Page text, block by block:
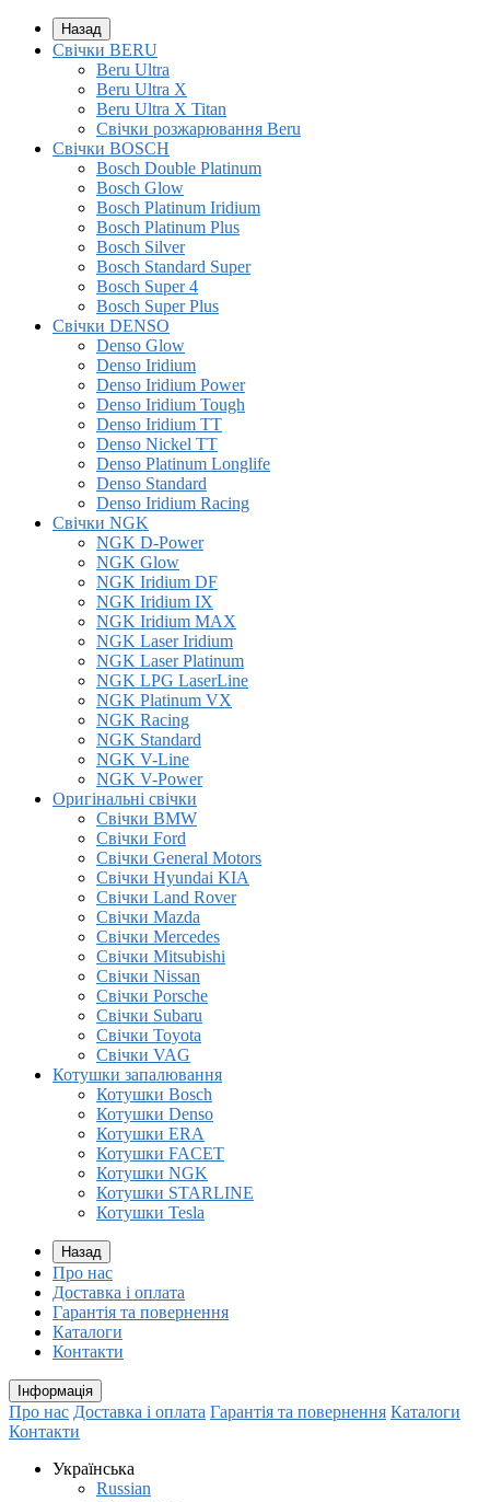
Назад
Свічки BERU
Beru Ultra
Beru Ultra X
Beru Ultra X Titan
Свічки розжарювання Beru
Свічки BOSCH
Bosch Double Platinum
Bosch Glow
Bosch Platinum Iridium
Bosch Platinum Plus
Bosch Silver
Bosch Standard Super
Bosch Super 4
Bosch Super Plus
Свічки DENSO
Denso Glow
Denso Iridium
Denso Iridium Power
Denso Iridium Tough
Denso Iridium TT
Denso Nickel TT
Denso Platinum Longlife
Denso Standard
Denso Iridium Racing
Свічки NGK
NGK D-Power
NGK Glow
NGK Iridium DF
NGK Iridium IX
NGK Iridium MAX
NGK Laser Iridium
NGK Laser Platinum
NGK LPG LaserLine
NGK Platinum VX
NGK Racing
NGK Standard
NGK V-Line
NGK V-Power
Оригінальні свічки
Свічки BMW
Свічки Ford
Свічки General Motors
Свічки Hyundai KIA
Свічки Land Rover
Свічки Mazda
Свічки Mercedes
Свічки Mitsubishi
Свічки Nissan
Свічки Porsche
Свічки Subaru
Свічки Toyota
Свічки VAG
Котушки запалювання
Котушки Bosch
Котушки Denso
Котушки ERA
Котушки FACET
Котушки NGK
Котушки STARLINE
Котушки Tesla
Назад
Про нас
Доставка і оплата
Гарантія та повернення
Каталоги
Контакти
Інформація
Про нас Доставка і оплата Гарантія та повернення Каталоги
Контакти
Українська
Russian